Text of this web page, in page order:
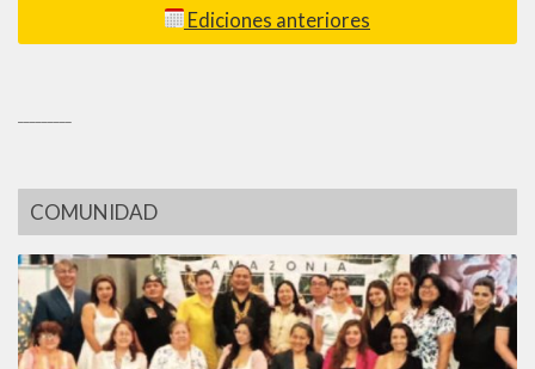
Ediciones anteriores
COMUNIDAD